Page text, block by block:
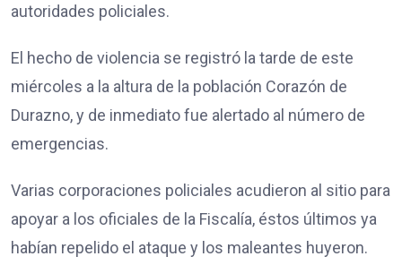
autoridades policiales.
El hecho de violencia se registró la tarde de este
miércoles a la altura de la población Corazón de
Durazno, y de inmediato fue alertado al número de
emergencias.
Varias corporaciones policiales acudieron al sitio para
apoyar a los oficiales de la Fiscalía, éstos últimos ya
habían repelido el ataque y los maleantes huyeron.